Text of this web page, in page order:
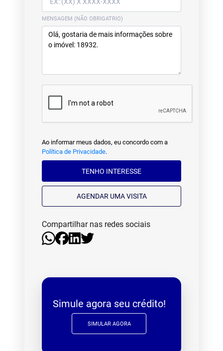
MENSAGEM (NÃO OBRIGATRIO)
Ao informar meus dados, eu concordo com a
Política de Privacidade.
TENHO INTERESSE
AGENDAR UMA VISITA
Compartilhar nas redes sociais
Simule agora seu crédito!
SIMULAR AGORA